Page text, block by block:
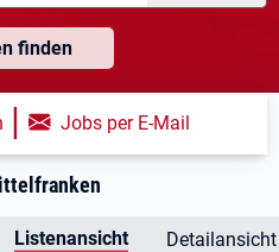
finden
| Jobs per E-Mail
Listenansicht Detailansicht